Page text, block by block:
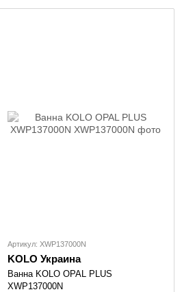
Артикул: XWP137000N
KOLO Украина
Ванна KOLO OPAL PLUS
XWP137000N